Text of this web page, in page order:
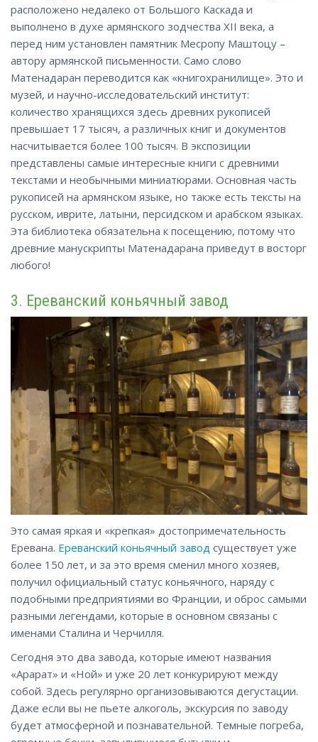
расположено недалеко от Большого Каскада и
выполнено в духе армянского зодчества XII века, а
перед ним установлен памятник Месропу Маштоцу –
автору армянской письменности. Само слово
Матенадаран переводится как «книгохранилище». Это и
музей, и научно-исследовательский институт:
количество хранящихся здесь древних рукописей
превышает 17 тысяч, а различных книг и документов
насчитывается более 100 тысяч. В экспозиции
представлены самые интересные книги с древними
текстами и необычными миниатюрами. Основная часть
рукописей на армянском языке, но также есть тексты на
русском, иврите, латыни, персидском и арабском языках.
Эта библиотека обязательна к посещению, потому что
древние манускрипты Матенадарана приведут в восторг
любого!
3. Ереванский коньячный завод
Это самая яркая и «крепкая» достопримечательность
Еревана. Ереванский коньячный завод существует уже
более 150 лет, и за это время сменил много хозяев,
получил официальный статус коньячного, наряду с
подобными предприятиями во Франции, и оброс самыми
разными легендами, которые в основном связаны с
именами Сталина и Черчилля.
Сегодня это два завода, которые имеют названия
«Арарат» и «Ной» и уже 20 лет конкурируют между
собой. Здесь регулярно организовываются дегустации.
Даже если вы не пьете алкоголь, экскурсия по заводу
будет атмосферной и познавательной. Темные погреба,